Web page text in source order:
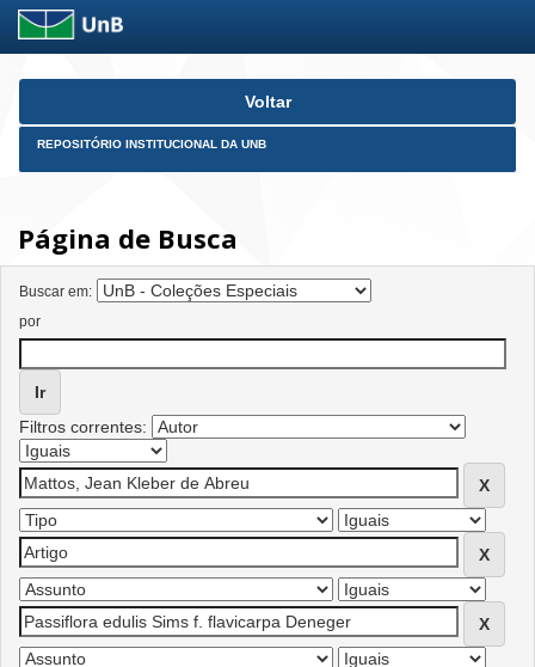
Skip
Voltar
REPOSITÓRIO INSTITUCIONAL DA UNB
Página de Busca
Buscar em:
por
Filtros correntes: